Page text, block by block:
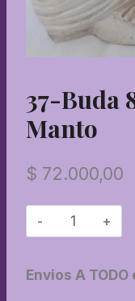
37-Buda
Manto
$ 72.000,00
37-
Buda
cm
Envios A TODO